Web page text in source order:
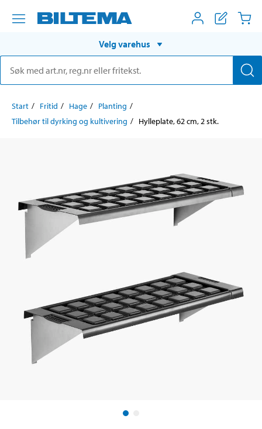
Velg varehus
Start Fritid Hage
Planting
Tilbehør til dyrking og kultivering
Hylleplate, 62 cm, 2 stk.